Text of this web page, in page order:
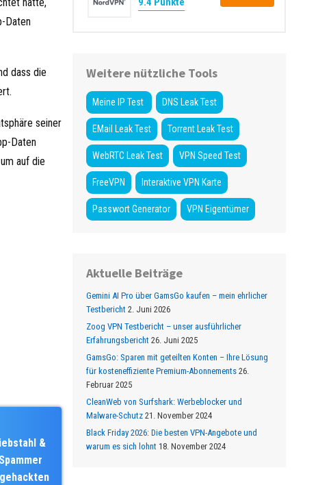
Daten
dass die
seiner
Daten
auf die
&
Weitere nützliche Tools
Meine IP Test DNS Leak Test
EMail Leak Test Torrent Leak Test
WebRTC Leak Test VPN Speed Test
FreeVPN Interaktive VPN Karte
Passwort Generator VPN Eigentümer
Aktuelle Beiträge
Gemini AI Pro über GamsGo kaufen – mein ehrlicher
Testbericht 2. Juni 2026
Zoog VPN Testbericht – unser ausführlicher
Erfahrungsbericht 26. Juni 2025
GamsGo: Sparen mit geteilten Konten – Ihre Lösung
für kosteneffiziente Premium-Abonnements 26.
Februar 2025
CleanWeb von Surfshark: Werbeblocker und
Malware-Schutz 21. November 2024
Black Friday 2026: Die besten VPN-Angebote und
warum es sich lohnt 18. November 2024